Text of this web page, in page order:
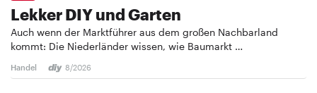
Lekker DIY und Garten
Auch wenn der Marktführer aus dem großen Nachbarland
kommt: Die Niederländer wissen, wie Baumarkt …
Handel 8/2026